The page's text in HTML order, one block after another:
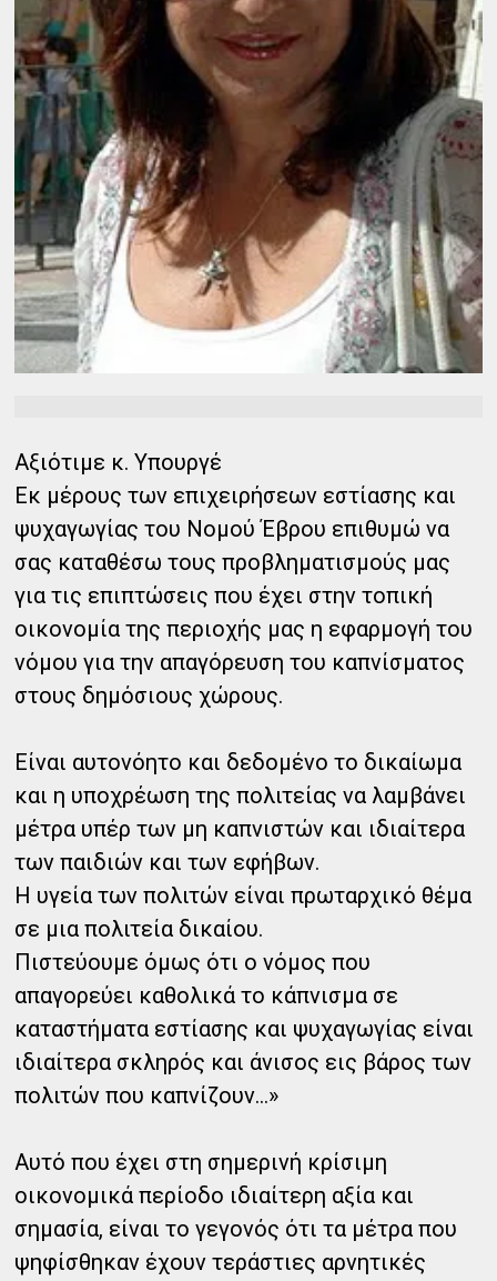
Αξιότιμε κ. Υπουργέ
Εκ μέρους των επιχειρήσεων εστίασης και
ψυχαγωγίας του Νομού Έβρου επιθυμώ να
σας καταθέσω τους προβληματισμούς μας
για τις επιπτώσεις που έχει στην τοπική
οικονομία της περιοχής μας η εφαρμογή του
νόμου για την απαγόρευση του καπνίσματος
στους δημόσιους χώρους.
Είναι αυτονόητο και δεδομένο το δικαίωμα
και η υποχρέωση της πολιτείας να λαμβάνει
μέτρα υπέρ των μη καπνιστών και ιδιαίτερα
των παιδιών και των εφήβων.
Η υγεία των πολιτών είναι πρωταρχικό θέμα
σε μια πολιτεία δικαίου.
Πιστεύουμε όμως ότι ο νόμος που
απαγορεύει καθολικά το κάπνισμα σε
καταστήματα εστίασης και ψυχαγωγίας είναι
ιδιαίτερα σκληρός και άνισος εις βάρος των
πολιτών που καπνίζουν...»
Αυτό που έχει στη σημερινή κρίσιμη
οικονομικά περίοδο ιδιαίτερη αξία και
σημασία, είναι το γεγονός ότι τα μέτρα που
ψηφίσθηκαν έχουν τεράστιες αρνητικές